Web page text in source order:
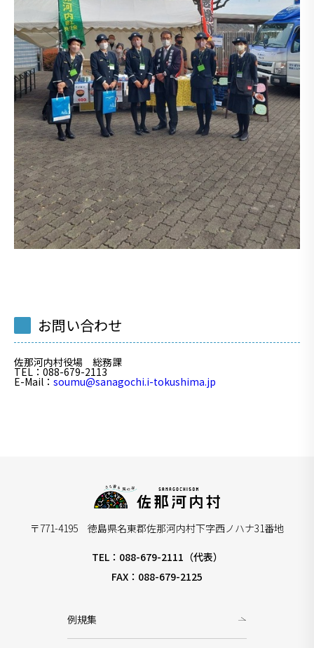
お問い合わせ
佐那河内村役場 総務課
TEL：088-679-2113
E-Mail ： soumu@sanagochi.i-tokushima.jp
〒771-4195 徳島県名東郡佐那河内村下字西ノハナ31番地
TEL：088-679-2111（代表）
FAX：088-679-2125
例規集